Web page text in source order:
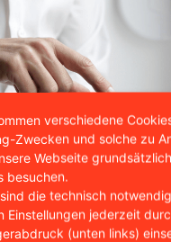
verschiedene
Zwecken und solche zu
Webseite
besuchen.
die technisch
Einstellungen jederzeit
(unten links)